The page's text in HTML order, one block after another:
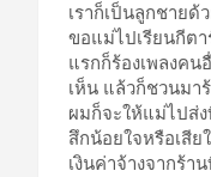
เราก็เป็นลูกชายด้
ขอแม่ไปเรียนกีตา
แรกก็ร้องเพลงคน
เห็น แล้วก็ชวนมา
ผมก็จะให้แม่ไปส่
สึกน้อยใจหรือเสีย
เงินค่าจ้างจากร้า